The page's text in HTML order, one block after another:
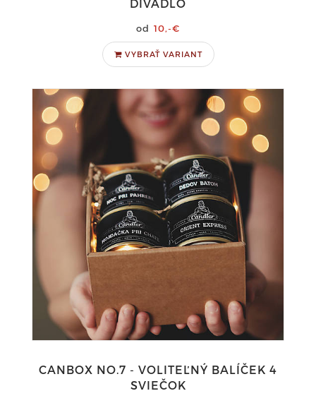
DIVADLO
10,-€
VYBRAŤ VARIANT
CANBOX NO.7 - VOLITEĽNÝ BALÍČEK 4
SVIEČOK